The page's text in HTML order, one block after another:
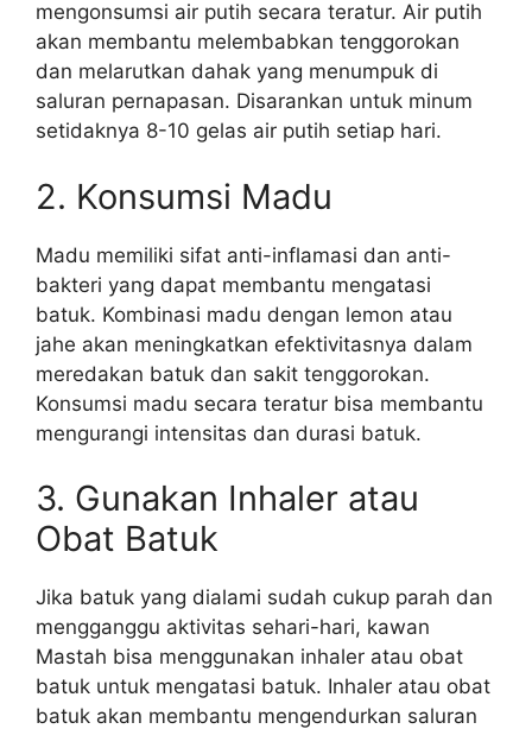
mengonsumsi air putih secara teratur. Air putih
akan membantu melembabkan tenggorokan
dan melarutkan dahak yang menumpuk di
saluran pernapasan. Disarankan untuk minum
setidaknya 8-10 gelas air putih setiap hari.
2. Konsumsi Madu
Madu memiliki sifat anti-inflamasi dan anti-
bakteri yang dapat membantu mengatasi
batuk. Kombinasi madu dengan lemon atau
jahe akan meningkatkan efektivitasnya dalam
meredakan batuk dan sakit tenggorokan.
Konsumsi madu secara teratur bisa membantu
mengurangi intensitas dan durasi batuk.
3. Gunakan Inhaler atau
Obat Batuk
Jika batuk yang dialami sudah cukup parah dan
mengganggu aktivitas sehari-hari, kawan
Mastah bisa menggunakan inhaler atau obat
batuk untuk mengatasi batuk. Inhaler atau obat
batuk akan membantu mengendurkan saluran